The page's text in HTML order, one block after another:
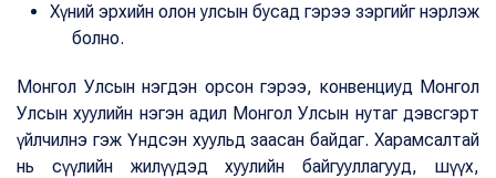
Хүний эрхийн олон улсын бусад гэрээ зэргийг нэрлэж
болно.
Монгол Улсын нэгдэн орсон гэрээ, конвенциуд Монгол
Улсын хуулийн нэгэн адил Монгол Улсын нутаг дэвсгэрт
үйлчилнэ гэж Үндсэн хуульд заасан байдаг. Харамсалтай
нь сүүлийн жилүүдэд хуулийн байгууллагууд, шүүх,